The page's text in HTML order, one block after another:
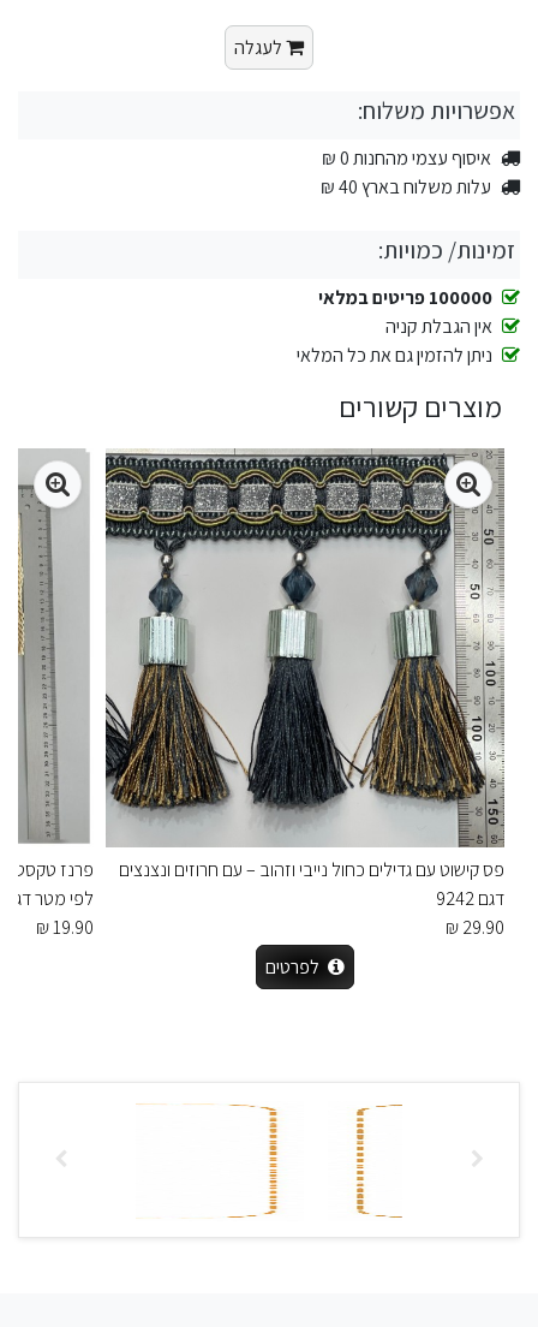
לעגלה
אפשרויות משלוח:
איסוף עצמי מהחנות 0 ₪
עלות משלוח בארץ 40 ₪
זמינות/ כמויות:
100000 פריטים במלאי
אין הגבלת קניה
ניתן להזמין גם את כל המלאי
מוצרים קשורים
פס קישוט עם גדילים כחול נייבי וזהוב – עם חרוזים ונצנצים
דגם 9242
29.90 ₪
לפרטים
לפי מטר דגם 9400
19.90 ₪